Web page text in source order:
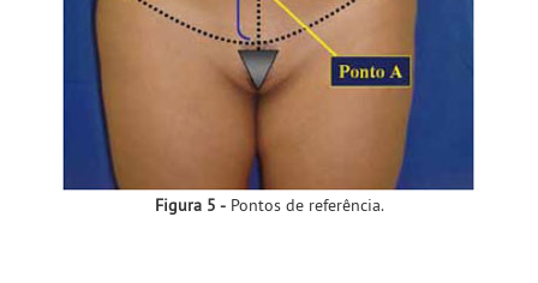
Figura 5 -Pontos de referência.